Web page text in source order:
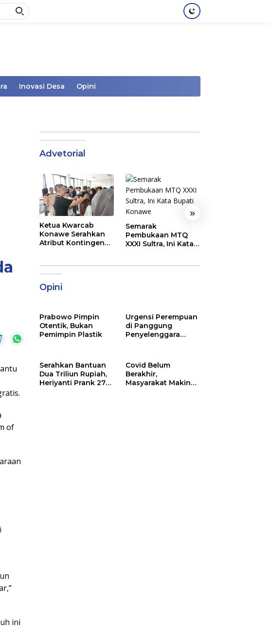
Inovasi Desa Opini
of
ini
Advetorial
« »
Ketua Kwarcab
Konawe Serahkan
Atribut Kontingen
Semarak
Pembukaan MTQ
XXXI Sultra, Ini Kata
Opini
Prabowo Pimpin
Otentik, Bukan
Pemimpin Plastik
Urgensi Perempuan
di Panggung
Penyelenggara
Serahkan Bantuan
Dua Triliun Rupiah,
Heriyanti Prank 270
Covid Belum
Berakhir,
Masyarakat Makin